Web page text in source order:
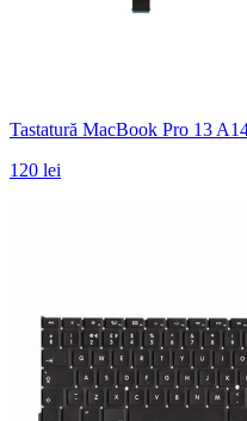
Tastatură MacBook Pro 13
120 lei